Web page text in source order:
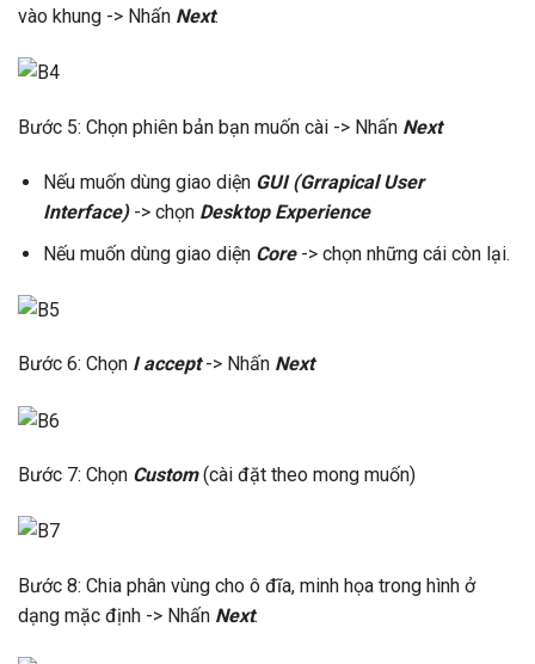
vào khung -> Nhấn Next.
Bước 5: Chọn phiên bản bạn muốn cài -> Nhấn Next
Nếu muốn dùng giao diện GUI (Grrapical User
Interface)-> chọn Desktop Experience
Nếu muốn dùng giao diện Core-> chọn những cái còn lại.
Bước 6: Chọn I accept-> Nhấn Next
Bước 7: Chọn Custom(cài đặt theo mong muốn)
Bước 8: Chia phân vùng cho ô đĩa, minh họa trong hình ở
dạng mặc định -> Nhấn Next.